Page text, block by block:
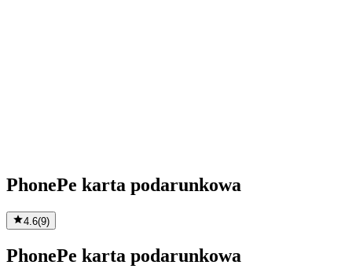
PhonePe karta podarunkowa
4.6(9)
PhonePe karta podarunkowa